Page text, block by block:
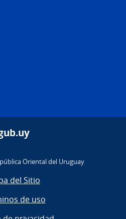
Oriental del Uruguay
del Sitio
de uso